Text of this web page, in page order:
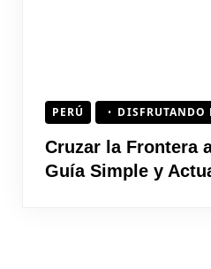
PERÚ DISFRUTANDO
Cruzar la Frontera
Guía Simple y